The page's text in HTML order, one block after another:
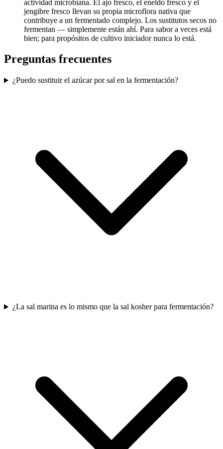
actividad microbiana. El ajo fresco, el eneldo fresco y el
jengibre fresco llevan su propia microflora nativa que
contribuye a un fermentado complejo. Los sustitutos secos no
fermentan — simplemente están ahí. Para sabor a veces está
bien; para propósitos de cultivo iniciador nunca lo está.
Preguntas frecuentes
¿Puedo sustituir el azúcar por sal en la fermentación?
¿La sal marina es lo mismo que la sal kosher para fermentación?